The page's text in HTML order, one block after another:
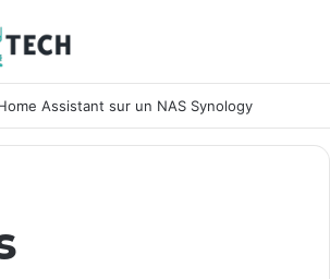
Assistant sur un NAS Synology